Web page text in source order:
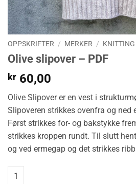
OPPSKRIFTER / MERKER /
Olive slipover – PDF
kr 60,00
Olive Slipover er en vest i
Slipoveren strikkes ovenfra og ned
Først strikkes for- og bakstykke
strikkes kroppen rundt. Til slutt
og ved ermegap og det strikkes
Olive slipover - PDF quantity